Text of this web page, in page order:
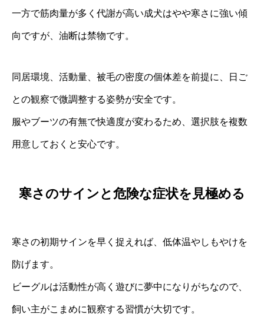
一方で筋肉量が多く代謝が高い成犬はやや寒さに強い傾
向ですが、油断は禁物です。
同居環境、活動量、被毛の密度の個体差を前提に、日ご
との観察で微調整する姿勢が安全です。
服やブーツの有無で快適度が変わるため、選択肢を複数
用意しておくと安心です。
寒さのサインと危険な症状を見極める
寒さの初期サインを早く捉えれば、低体温やしもやけを
防げます。
ビーグルは活動性が高く遊びに夢中になりがちなので、
飼い主がこまめに観察する習慣が大切です。